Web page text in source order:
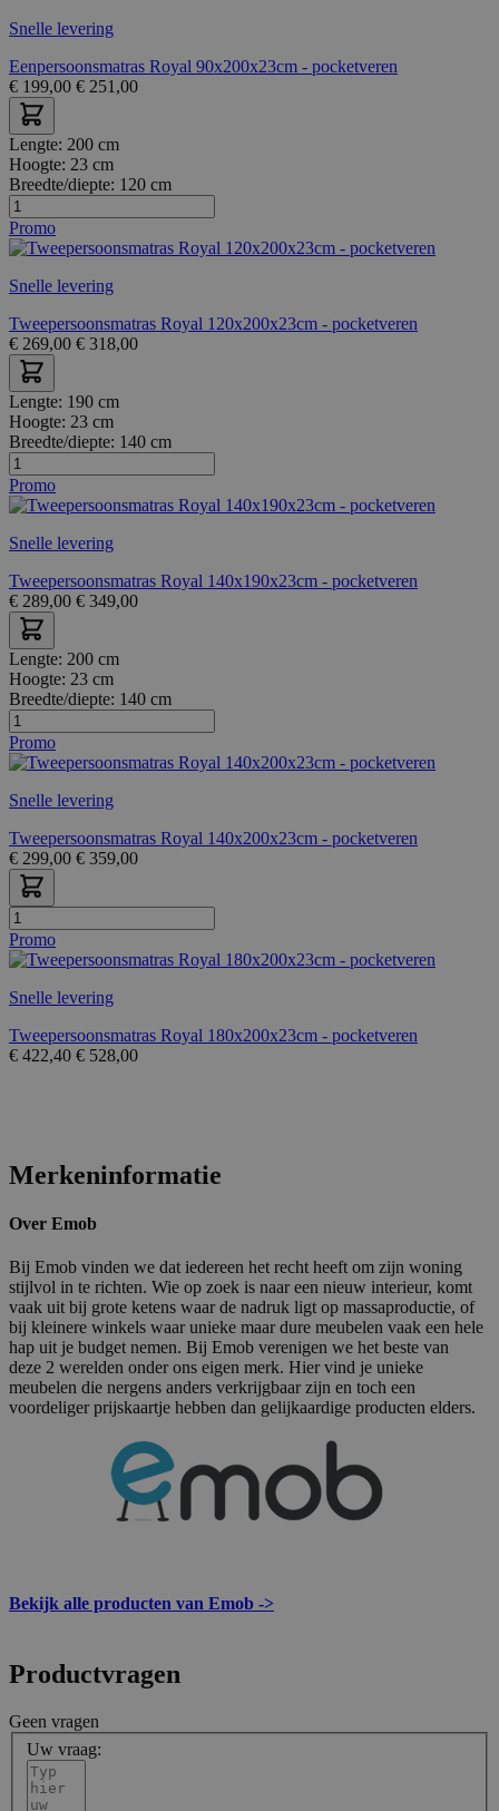
Snelle levering
Eenpersoonsmatras Royal 90x200x23cm - pocketveren
€ 199,00 € 251,00
Lengte: 200 cm
Hoogte: 23 cm
Breedte/diepte: 120 cm
Promo
Snelle levering
Tweepersoonsmatras Royal 120x200x23cm - pocketveren
€ 269,00 € 318,00
Lengte: 190 cm
Hoogte: 23 cm
Breedte/diepte: 140 cm
Promo
Snelle levering
Tweepersoonsmatras Royal 140x190x23cm - pocketveren
€ 289,00 € 349,00
Lengte: 200 cm
Hoogte: 23 cm
Breedte/diepte: 140 cm
Promo
Snelle levering
Tweepersoonsmatras Royal 140x200x23cm - pocketveren
€ 299,00 € 359,00
Promo
Snelle levering
Tweepersoonsmatras Royal 180x200x23cm - pocketveren
€ 422,40 € 528,00
Merkeninformatie
Over Emob
Bij Emob vinden we dat iedereen het recht heeft om zijn woning
stijlvol in te richten. Wie op zoek is naar een nieuw interieur, komt
vaak uit bij grote ketens waar de nadruk ligt op massaproductie, of
bij kleinere winkels waar unieke maar dure meubelen vaak een hele
hap uit je budget nemen. Bij Emob verenigen we het beste van
deze 2 werelden onder ons eigen merk. Hier vind je unieke
meubelen die nergens anders verkrijgbaar zijn en toch een
voordeliger prijskaartje hebben dan gelijkaardige producten elders.
Bekijk alle producten van Emob ->
Productvragen
Geen vragen
Uw vraag: